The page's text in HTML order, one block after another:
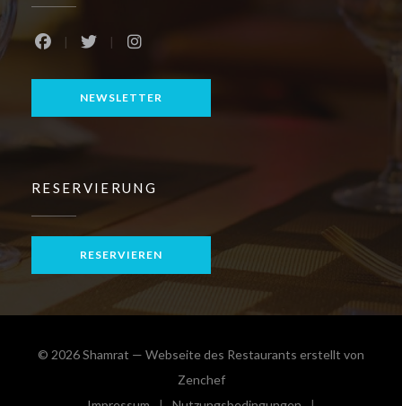
NEWSLETTER
RESERVIERUNG
RESERVIEREN
© 2026 Shamrat — Webseite des Restaurants erstellt von
Zenchef((öffnet ein neues Fenster))